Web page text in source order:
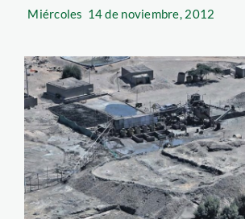
Miércoles 14 de noviembre, 2012